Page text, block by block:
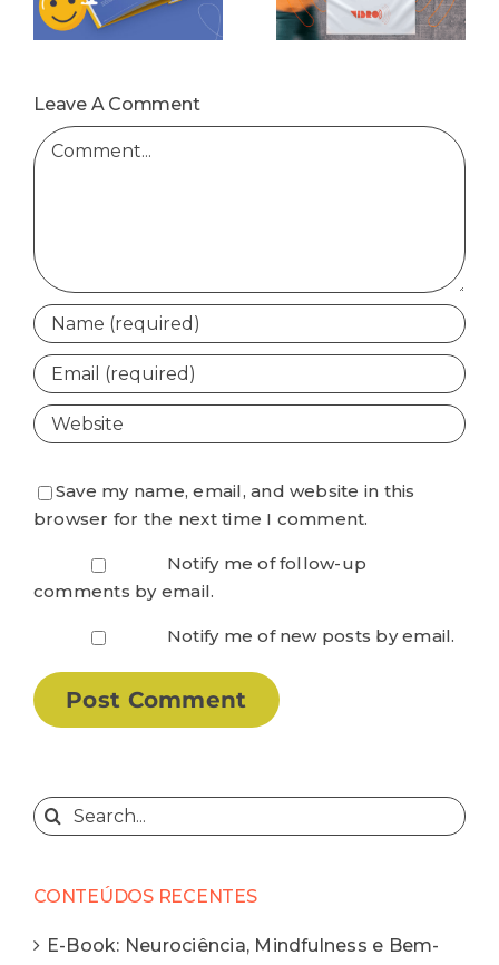
Leave A Comment
Comment
Save my name, email, and website in this
browser for the next time I comment.
Notify me of follow-up
comments by email.
Notify me of new posts by email.
Search
for:
CONTEÚDOS RECENTES
E-Book: Neurociência, Mindfulness e Bem-